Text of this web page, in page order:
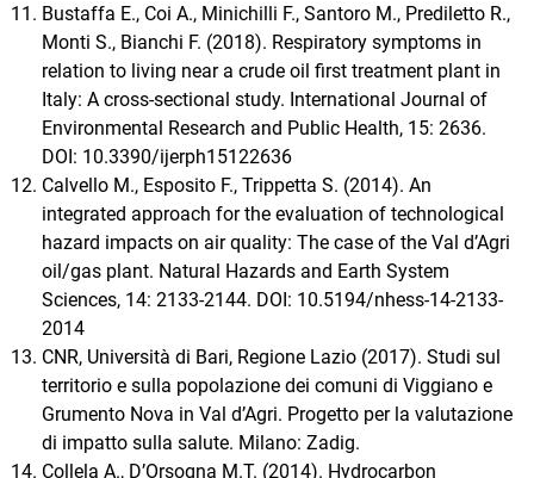
Bustaffa E., Coi A., Minichilli F., Santoro M., Prediletto R.,
Monti S., Bianchi F. (2018). Respiratory symptoms in
relation to living near a crude oil first treatment plant in
Italy: A cross-sectional study. International Journal of
Environmental Research and Public Health, 15: 2636.
DOI: 10.3390/ijerph15122636
Calvello M., Esposito F., Trippetta S. (2014). An
integrated approach for the evaluation of technological
hazard impacts on air quality: The case of the Val d’Agri
oil/gas plant. Natural Hazards and Earth System
Sciences, 14: 2133-2144. DOI: 10.5194/nhess-14-2133-
2014
CNR, Università di Bari, Regione Lazio (2017). Studi sul
territorio e sulla popolazione dei comuni di Viggiano e
Grumento Nova in Val d’Agri. Progetto per la valutazione
di impatto sulla salute. Milano: Zadig.
Collela A., D’Orsogna M.T. (2014). Hydrocarbon